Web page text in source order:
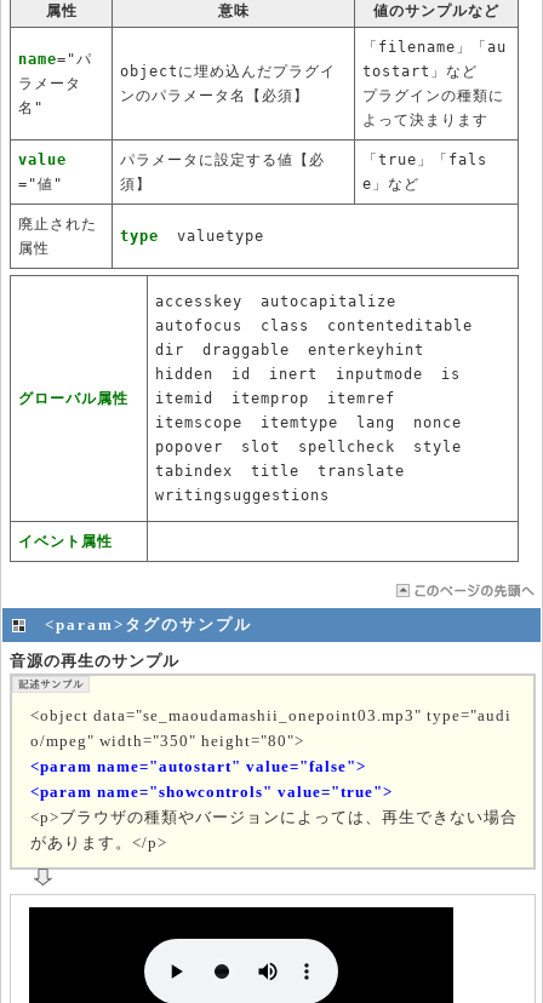
属性 意味 値のサンプルなど
name="パ
ラメータ
名"
objectに埋め込んだプラグイ
ンのパラメータ名【必須】
「filename」「au
tostart」など
プラグインの種類に
よって決まります
value
="値"
パラメータに設定する値【必
須】
「true」「fals
e」など
廃止された
属性
type valuetype
グローバル属性
accesskey
autocapitalize
autofocus
class
contenteditable
dir
draggable
enterkeyhint
hidden
id inert inputmode
is
itemid
itemprop
itemref
itemscope
itemtype lang
nonce
popover
slot spellcheck
style
tabindex
title
translate
writingsuggestions
イベント属性
<param>タグのサンプル
音源の再生のサンプル
<object data="se_maoudamashii_onepoint03.mp3" type="audi
o/mpeg" width="350" height="80">
<param name="autostart" value="false">
<param name="showcontrols" value="true">
<p>ブラウザの種類やバージョンによっては、再生できない場合
があります。</p>